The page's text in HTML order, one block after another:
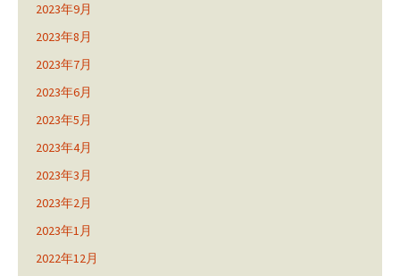
2023年9月
2023年8月
2023年7月
2023年6月
2023年5月
2023年4月
2023年3月
2023年2月
2023年1月
2022年12月